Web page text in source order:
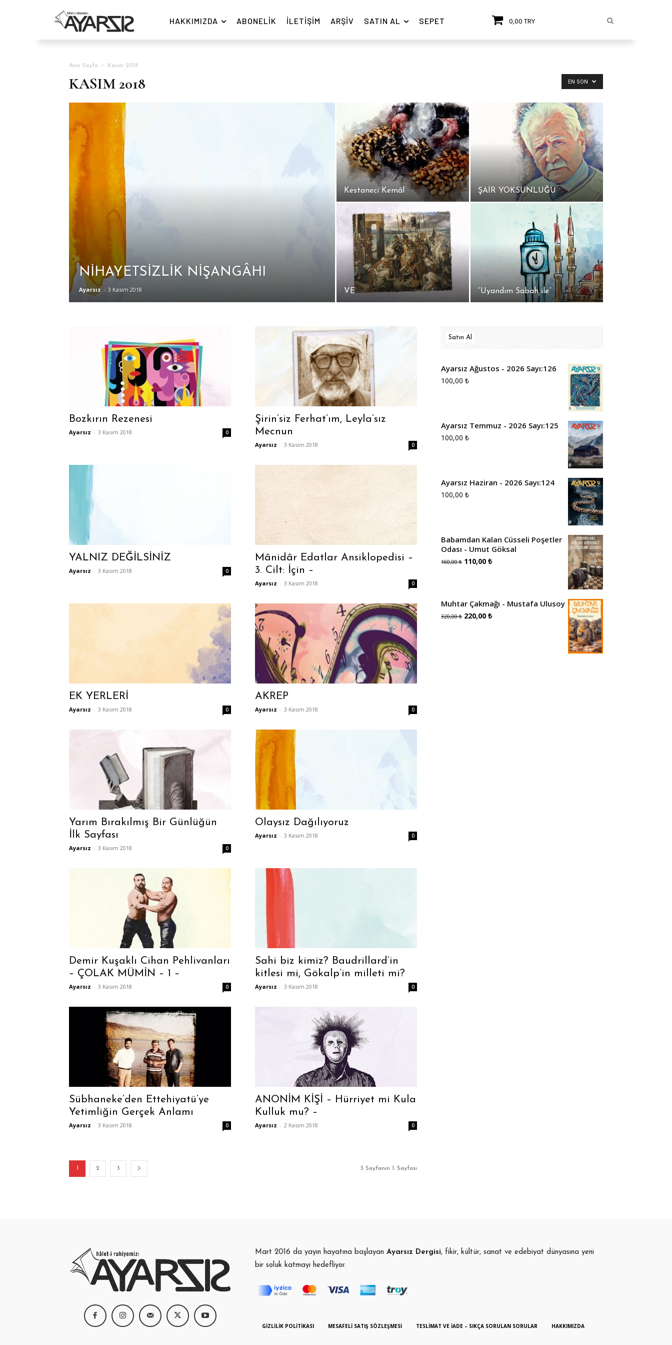
HAKKIMIZDA ABONELIK İLETIŞIM ARŞIV SATIN AL SEPET 0,00 TRY
Ana Sayfa Kasım 2018
KASIM 2018 EN SON
NİHAYETSİZLİK NİŞANGÂHI
Ayarsız - 3 Kasım 2018
Kestaneci Kemâl ŞAİR YOKSUNLUĞU
VE “Uyandım Sabah ile”
Bozkırın Rezenesi
Ayarsız - 3 Kasım 2018 0
Şirin’siz Ferhat’ım, Leyla’sız
Mecnun
Ayarsız - 3 Kasım 2018 0
YALNIZ DEĞİLSİNİZ
Ayarsız - 3 Kasım 2018 0
Mânidâr Edatlar Ansiklopedisi –
3. Cilt: İçin –
Ayarsız - 3 Kasım 2018 0
EK YERLERİ
Ayarsız - 3 Kasım 2018 0
AKREP
Ayarsız - 3 Kasım 2018 0
Yarım Bırakılmış Bir Günlüğün
İlk Sayfası
Ayarsız - 3 Kasım 2018 0
Olaysız Dağılıyoruz
Ayarsız - 3 Kasım 2018 0
Demir Kuşaklı Cihan Pehlivanları
– ÇOLAK MÜMİN – 1 –
Ayarsız - 3 Kasım 2018 0
Sahi biz kimiz? Baudrillard’in
kitlesi mi, Gökalp’in milleti mi?
Ayarsız - 3 Kasım 2018 0
Sübhaneke’den Ettehiyatü’ye
Yetimliğin Gerçek Anlamı
Ayarsız - 3 Kasım 2018 0
ANONİM KİŞİ – Hürriyet mi Kula
Kulluk mu? –
Ayarsız - 2 Kasım 2018 0
2 3 3 Sayfanın 1. Sayfası
Satın Al
Ayarsız Ağustos - 2026 Sayı:126
100,00 ₺
Ayarsız Temmuz - 2026 Sayı:125
100,00 ₺
Ayarsız Haziran - 2026 Sayı:124
100,00 ₺
Babamdan Kalan Cüsseli Poşetler
Odası - Umut Göksal
160,00₺ Orijinal
110,00 ₺Şu
110,00 ₺.
Muhtar Çakmağı - Mustafa Ulusoy
320,00₺ Orijinal
220,00 ₺Şu
Mart 2016 da yayın hayatına başlayan Ayarsız Dergisi, fikir, kültür, sanat ve edebiyat dünyasına yeni
bir soluk katmayı hedefliyor.
GIZLILIK POLITIKASI MESAFELI SATIŞ SÖZLEŞMESI TESLIMAT VE İADE – SIKÇA SORULAN SORULAR HAKKIMIZDA